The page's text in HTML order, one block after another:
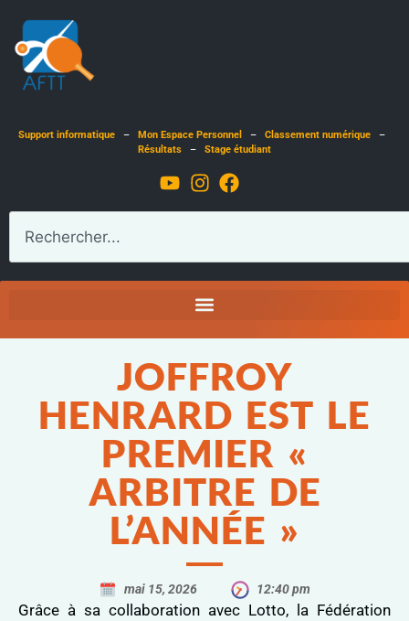
Support informatique – Mon Espace Personnel – Classement numérique –
Résultats – Stage étudiant
JOFFROY
HENRARD EST LE
PREMIER «
ARBITRE DE
L’ANNÉE »
mai 15, 2026 12:40 pm
Grâce à sa collaboration avec Lotto, la Fédération